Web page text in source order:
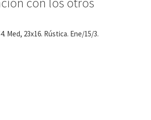
Med, 23x16. Rústica. Ene/15/3.